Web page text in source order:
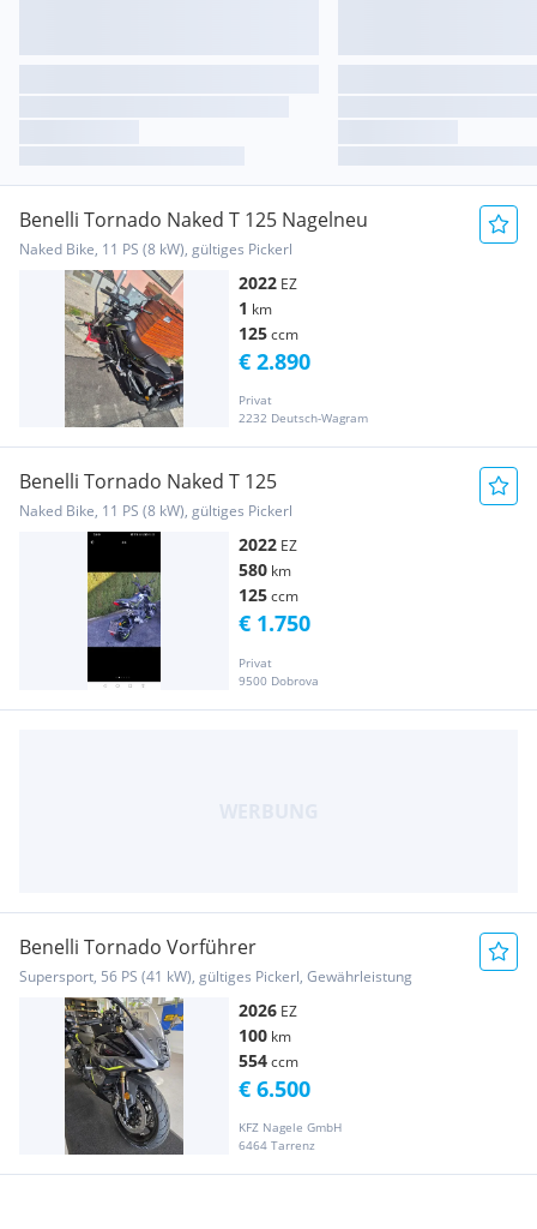
Benelli Tornado Naked T 125 Nagelneu
Naked Bike, 11 PS (8 kW), gültiges Pickerl
2022 EZ
1 km
125ccm
Privat
2232 Deutsch-Wagram
€ 2.890
Benelli Tornado Naked T 125
Naked Bike, 11 PS (8 kW), gültiges Pickerl
2022 EZ
580 km
125ccm
Privat
9500 Dobrova
€ 1.750
Benelli Tornado Vorführer
Supersport, 56 PS (41 kW), gültiges Pickerl, Gewährleistung
2026 EZ
100 km
554ccm
KFZ Nagele GmbH
6464 Tarrenz
€ 6.500